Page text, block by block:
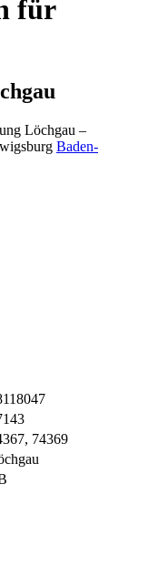
für
Löchgau –
Baden-
74369